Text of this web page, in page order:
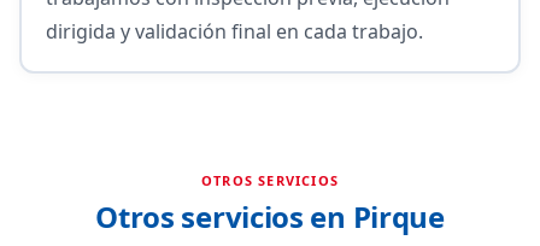
dirigida y validación final en cada trabajo.
OTROS SERVICIOS
Otros servicios en Pirque